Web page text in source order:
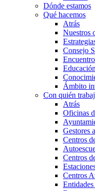
Dónde estamos
Qué hacemos
Atrás
Nuestros
Consejo
Ámbito
Con quién
Atrás
Oficinas
Gestores
Centros
Centros
Centros